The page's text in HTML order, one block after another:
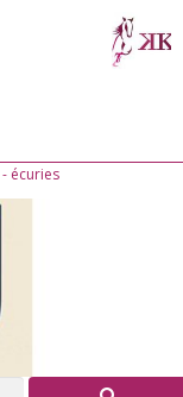
écuries